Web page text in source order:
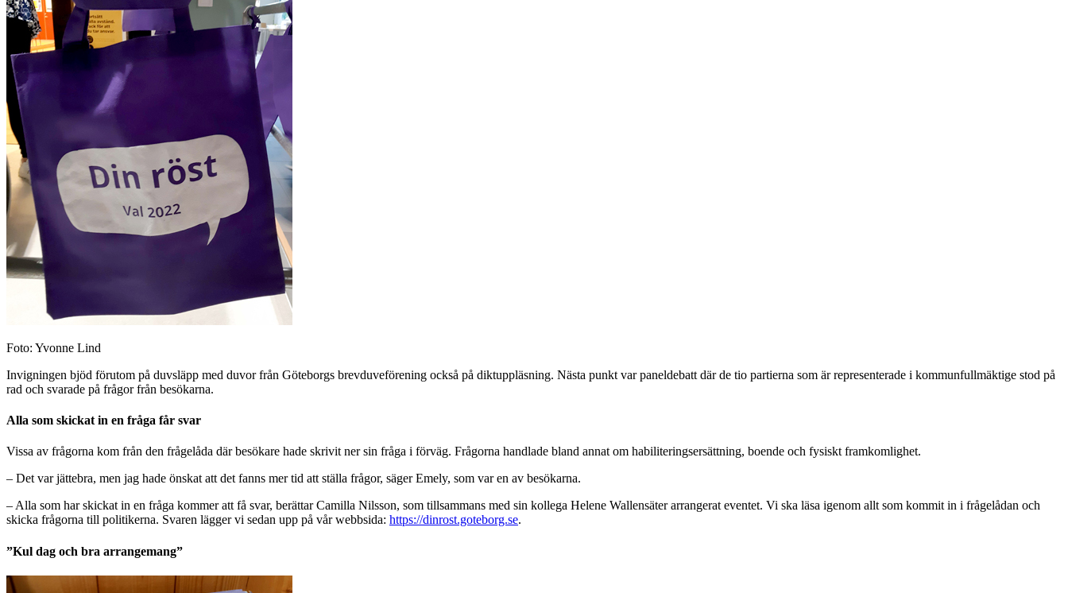
Foto: Yvonne Lind
Invigningen bjöd förutom på duvsläpp med duvor från Göteborgs brevduveförening också på diktuppläsning. Nästa punkt var paneldebatt där de tio partierna som är representerade i kommunfullmäktige stod på
rad och svarade på frågor från besökarna.
Alla som skickat in en fråga får svar
Vissa av frågorna kom från den frågelåda där besökare hade skrivit ner sin fråga i förväg. Frågorna handlade bland annat om habiliteringsersättning, boende och fysiskt framkomlighet.
– Det var jättebra, men jag hade önskat att det fanns mer tid att ställa frågor, säger Emely, som var en av besökarna.
– Alla som har skickat in en fråga kommer att få svar, berättar Camilla Nilsson, som tillsammans med sin kollega Helene Wallensäter arrangerat eventet. Vi ska läsa igenom allt som kommit in i frågelådan och
skicka frågorna till politikerna. Svaren lägger vi sedan upp på vår webbsida: https://dinrost.goteborg.se.
”Kul dag och bra arrangemang”